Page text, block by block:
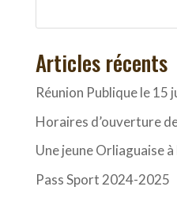
Articles récents
Réunion Publique le 15
Horaires d’ouverture
Une jeune Orliaguaise à
Pass Sport 2024-2025